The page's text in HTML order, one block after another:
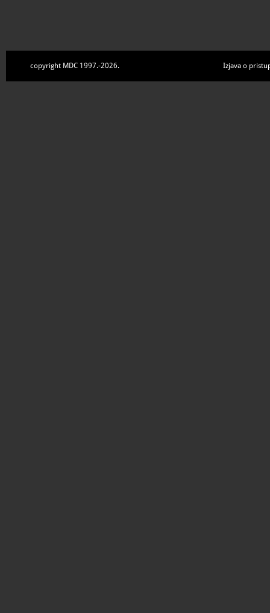
copyright MDC 1997.-2026. Izjava o